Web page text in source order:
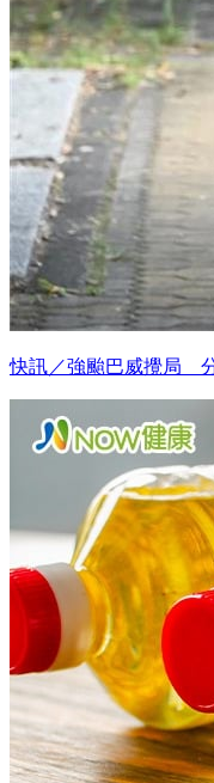
快訊／強颱巴威攪局